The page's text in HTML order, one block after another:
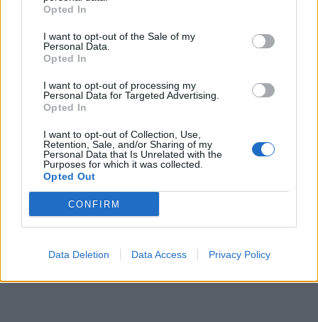
Opted In
I want to opt-out of the Sale of my
Personal Data.
Opted In
I want to opt-out of processing my
Personal Data for Targeted Advertising.
Opted In
I want to opt-out of Collection, Use,
Retention, Sale, and/or Sharing of my
Personal Data that Is Unrelated with the
Purposes for which it was collected.
Opted Out
CONFIRM
Data Deletion Data Access Privacy Policy